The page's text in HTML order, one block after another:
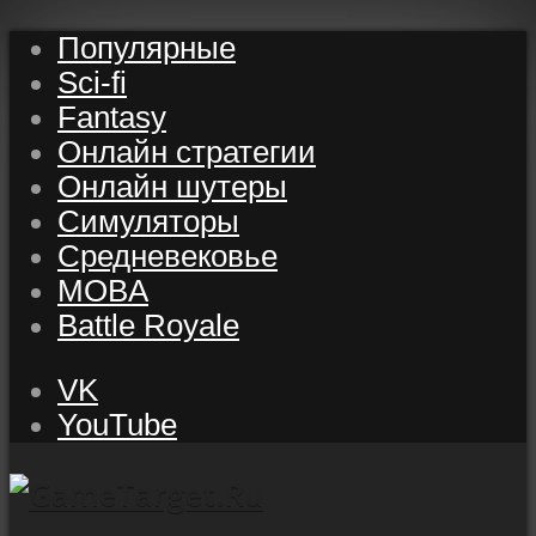
Популярные
Sci-fi
Fantasy
Онлайн стратегии
Онлайн шутеры
Симуляторы
Средневековье
MOBA
Battle Royale
VK
YouTube